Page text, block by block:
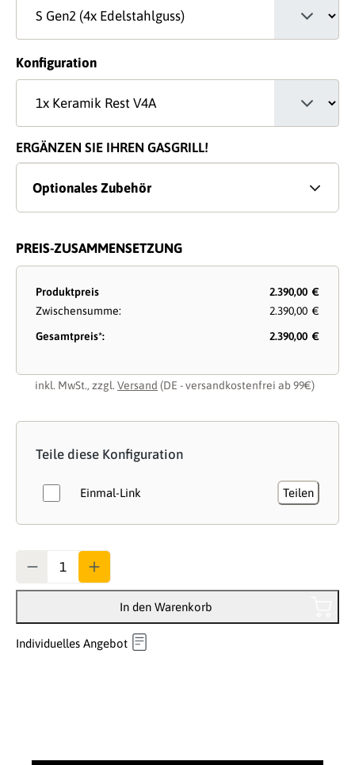
Konfigurationauswählen
ERGÄNZEN SIE IHREN GASGRILL!
Optionales Zubehör
PREIS-ZUSAMMENSETZUNG
Produktpreis
2.390,00 €
Zwischensumme:
2.390,00 €
Gesamtpreis*:
2.390,00 €
inkl. MwSt., zzgl. Versand (DE - versandkostenfrei ab 99€)
Teile diese Konfiguration
Einmal-Link Teilen
In den Warenkorb
Individuelles Angebot